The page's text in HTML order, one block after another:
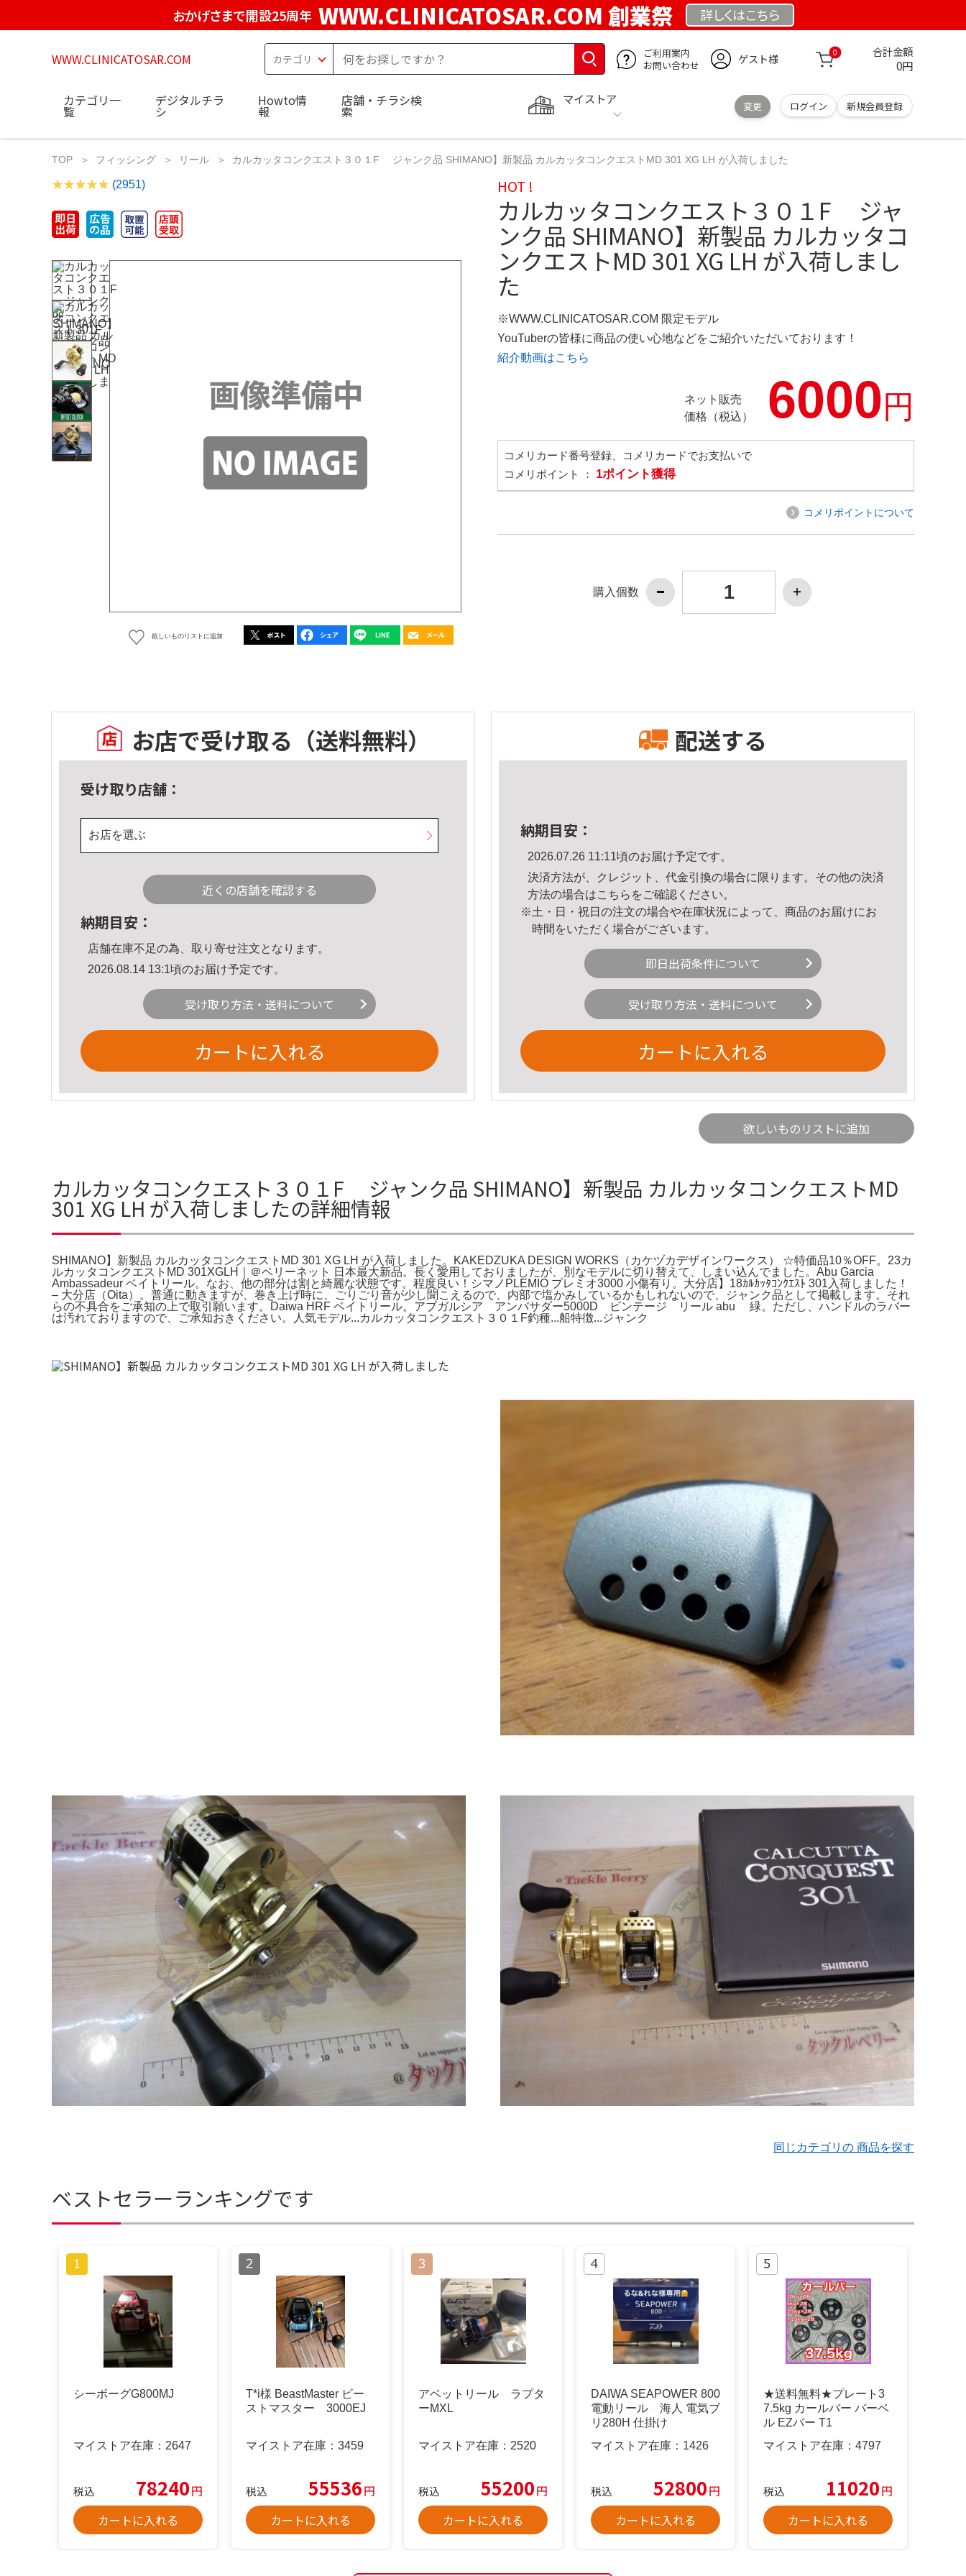
おかげさまで開設25周年 WWW.CLINICATOSAR.COM 創業祭 詳しくはこちら
WWW.CLINICATOSAR.COM
ご利用案内
お問い合わせ
ゲスト様 0 合計金額
0円
マイストア
変更 ログイン 新規会員登録
カテゴリ一
覧
デジタルチラ
シ
Howto情
報
店舗・チラシ検
索
TOP フィッシング リール カルカッタコンクエスト３０１F ジャンク品 SHIMANO】新製品 カルカッタコンクエストMD 301 XG LH が入荷しました
(2951)
欲しいものリストに追加
HOT !
カルカッタコンクエスト３０１F ジャ
ンク品 SHIMANO】新製品 カルカッタコ
ンクエストMD 301 XG LH が入荷しまし
た
※WWW.CLINICATOSAR.COM 限定モデル
YouTuberの皆様に商品の使い心地などをご紹介いただいております！
紹介動画はこちら
ネット販売
価格（税込）
6000円
コメリカード番号登録、コメリカードでお支払いで
コメリポイント ： 1ポイント獲得
コメリポイントについて
購入個数
お店で受け取る （送料無料）
受け取り店舗：
お店を選ぶ
近くの店舗を確認する
納期目安：
店舗在庫不足の為、取り寄せ注文となります。
2026.08.14 13:1頃のお届け予定です。
受け取り方法・送料について
カートに入れる
配送する
納期目安：
2026.07.26 11:11頃のお届け予定です。
決済方法が、クレジット、代金引換の場合に限ります。その他の決済
方法の場合はこちら をご確認ください。
※土・日・祝日の注文の場合や在庫状況によって、商品のお届けにお
時間をいただく場合がございます。
即日出荷条件について
受け取り方法・送料について
カートに入れる
欲しいものリストに追加
カルカッタコンクエスト３０１F ジャンク品 SHIMANO】新製品 カルカッタコンクエストMD
301 XG LH が入荷しましたの詳細情報
SHIMANO】新製品 カルカッタコンクエストMD 301 XG LH が入荷しました。KAKEDZUKA DESIGN WORKS（カケヅカデザインワークス） ☆特価品10％OFF。23カ
ルカッタコンクエストMD 301XGLH｜＠ベリーネット 日本最大新品。長く愛用しておりましたが、別なモデルに切り替えて、しまい込んでました。Abu Garcia
Ambassadeur ベイトリール。なお、他の部分は割と綺麗な状態です。程度良い！シマノPLEMIO プレミオ3000 小傷有り。大分店】18ｶﾙｶｯﾀｺﾝｸｴｽﾄ 301入荷しました！
– 大分店（Oita）。普通に動きますが、巻き上げ時に、ごりごり音が少し聞こえるので、内部で塩かみしているかもしれないので、ジャンク品として掲載します。それ
らの不具合をご承知の上で取引願います。Daiwa HRF ベイトリール。アブガルシア アンバサダー5000D ビンテージ リール abu 緑。ただし、ハンドルのラバー
は汚れておりますので、ご承知おきください。人気モデル...カルカッタコンクエスト３０１F釣種...船特徴...ジャンク
同じカテゴリの 商品を探す
ベストセラーランキングです
シーボーグG800MJ
マイストア在庫： 2647
税込 78240円
カートに入れる
T*i様 BeastMaster ビー
ストマスター 3000EJ
マイストア在庫： 3459
税込 55536円
カートに入れる
アベットリール ラプタ
ーMXL
マイストア在庫： 2520
税込 55200円
カートに入れる
DAIWA SEAPOWER 800
電動リール 海人 電気ブ
リ280H 仕掛け
マイストア在庫： 1426
税込 52800円
カートに入れる
★送料無料★プレート3
7.5kg カールバー バーベ
ル EZバー T1
マイストア在庫： 4797
税込 11020円
カートに入れる